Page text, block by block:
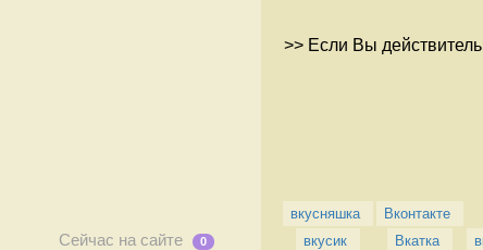
Сейчас на сайте 0
>> Если Вы
вкусняшка
вкусик
Вконтакте
Вкатка